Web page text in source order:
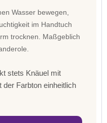
Wasser bewegen,
im Handtuch
trocknen. Maßgeblich
stets Knäuel mit
der Farbton einheitlich